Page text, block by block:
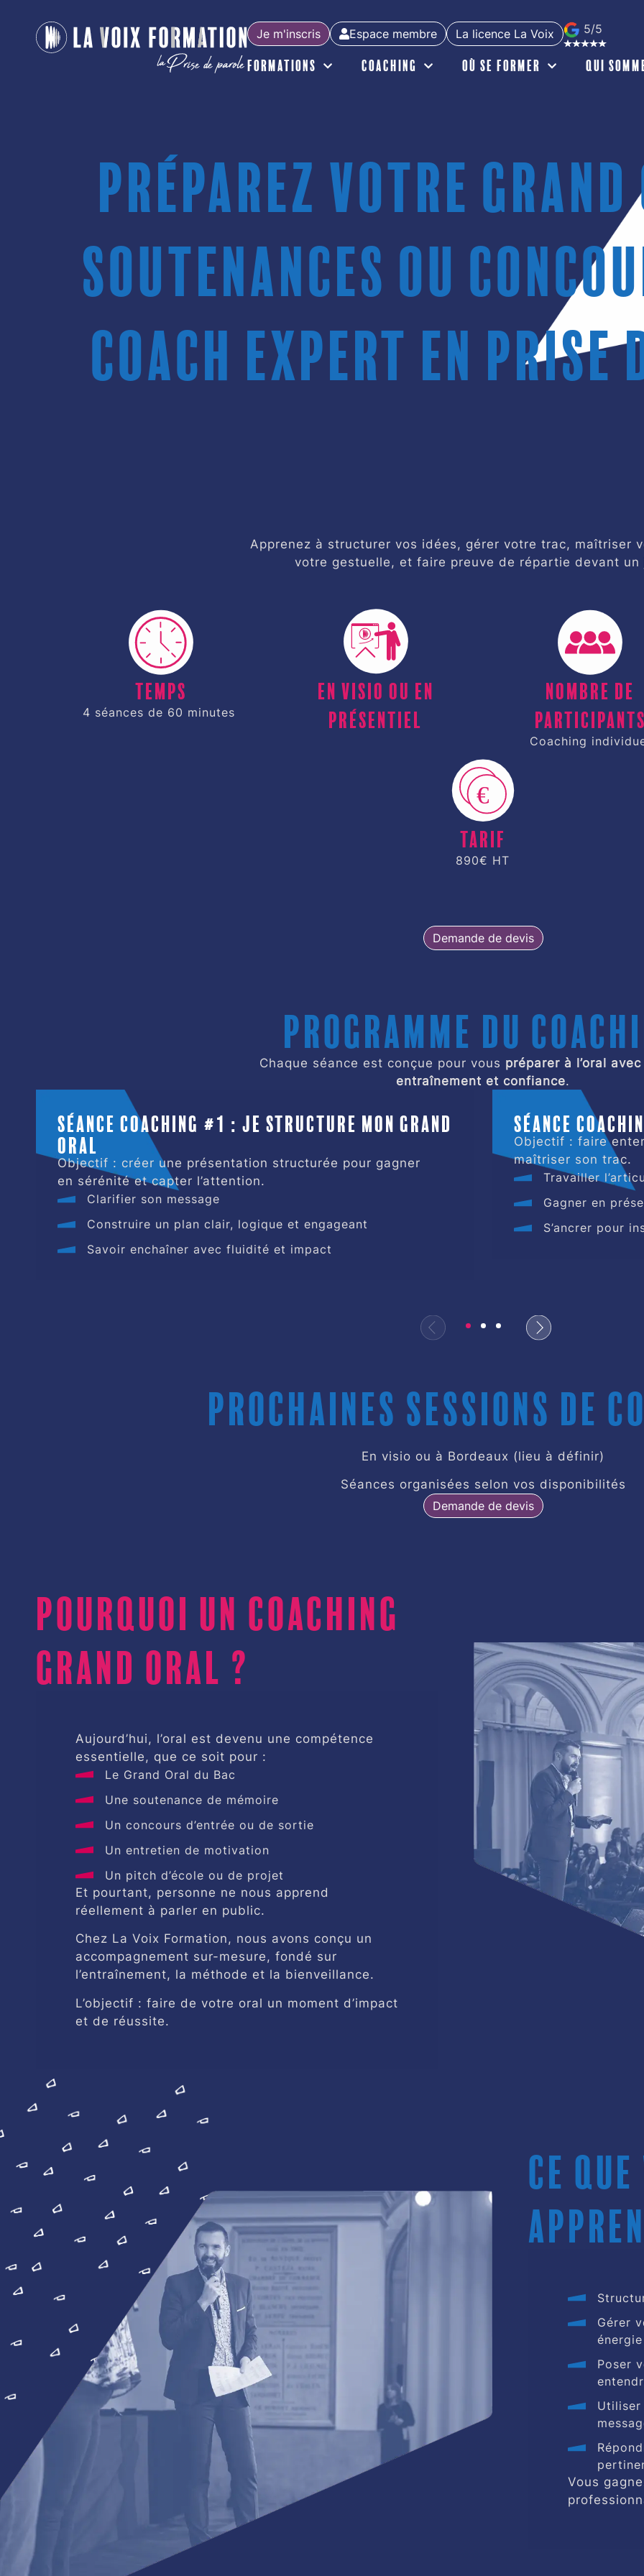
Je m'inscris Espace membre La licence La Voix 5/5
Formations Coaching Où se former Qui
Préparez votre
soutenances ou
coach expert en prise
Apprenez à structurer vos idées, gérer votre trac, maîtriser
votre gestuelle, et faire preuve de répartie devant un
Temps
4 séances de 60 minutes
En visio ou en
présentiel
Nombre de
participants
Coaching
Tarif
890€ HT
Demande de devis
Programme du
Chaque séance est conçue pour vous préparer à l’oral
entraînement et confiance.
Séance coaching #1 : je structure mon grand
oral
Objectif : créer une présentation structurée pour gagner
en sérénité et capter l’attention.
Clarifier son message
Construire un plan clair, logique et engageant
Savoir enchaîner avec fluidité et impact
Séance
Objectif : faire
maîtriser son trac.
Travailler
Gagner en
S’ancrer pour
Prochaines sessions de
En visio ou à Bordeaux (lieu à définir)
Séances organisées selon vos disponibilités
Demande de devis
Pourquoi un coaching
Grand Oral ?
Aujourd’hui, l’oral est devenu une compétence
essentielle, que ce soit pour :
Le Grand Oral du Bac
Une soutenance de mémoire
Un concours d’entrée ou de sortie
Un entretien de motivation
Un pitch d’école ou de projet
Et pourtant, personne ne nous apprend
réellement à parler en public.
Chez La Voix Formation, nous avons conçu un
accompagnement sur-mesure, fondé sur
l’entraînement, la méthode et la bienveillance.
L’objectif : faire de votre oral un moment d’impact
et de réussite.
Ce
Gérer
énergie
Poser
Vous